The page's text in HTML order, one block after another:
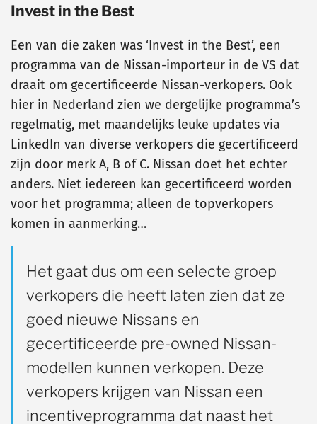
Invest in the Best
Een van die zaken was ‘Invest in the Best’, een
programma van de Nissan-importeur in de VS dat
draait om gecertificeerde Nissan-verkopers. Ook
hier in Nederland zien we dergelijke programma’s
regelmatig, met maandelijks leuke updates via
LinkedIn van diverse verkopers die gecertificeerd
zijn door merk A, B of C. Nissan doet het echter
anders. Niet iedereen kan gecertificeerd worden
voor het programma; alleen de topverkopers
komen in aanmerking…
Het gaat dus om een selecte groep
verkopers die heeft laten zien dat ze
goed nieuwe Nissans en
gecertificeerde pre-owned Nissan-
modellen kunnen verkopen. Deze
verkopers krijgen van Nissan een
incentiveprogramma dat naast het